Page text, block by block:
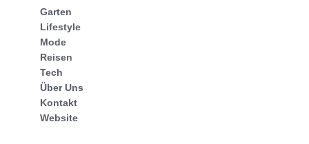
Garten
Lifestyle
Mode
Reisen
Tech
Über Uns
Kontakt
Website